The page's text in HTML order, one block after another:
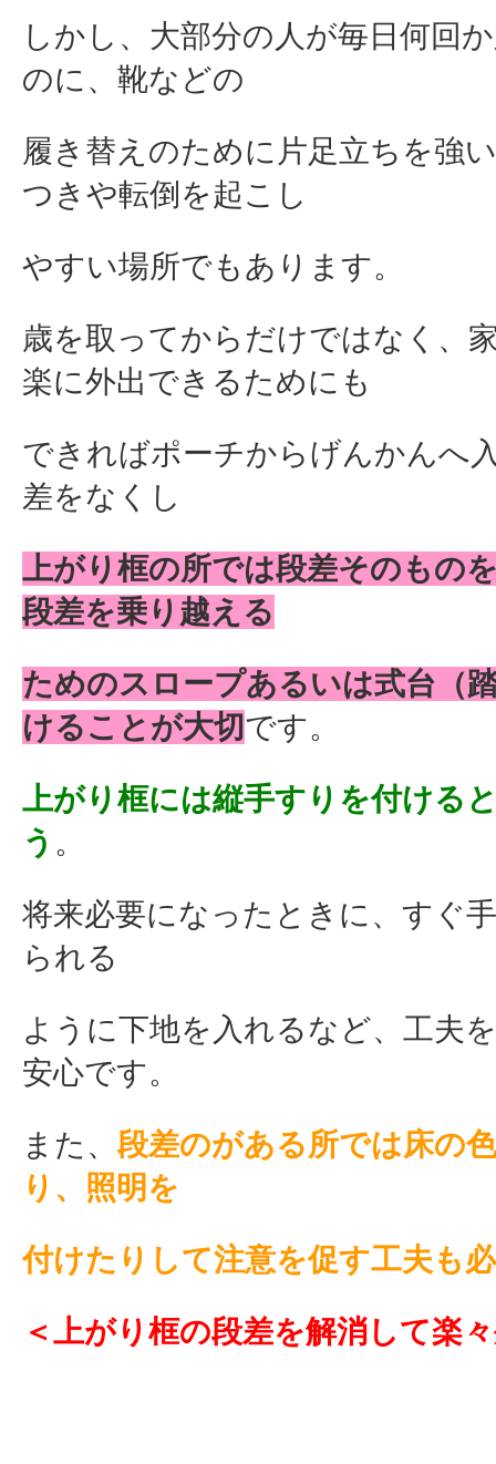
しかし、大部分の人が毎日何回
のに、靴などの
履き替えのために片足立ちを強
つきや転倒を起こし
やすい場所でもあります。
歳を取ってからだけではなく、
楽に外出できるためにも
できればポーチからげんかんへ
差をなくし
上がり框の所では段差そのもの
段差を乗り越える
ためのスロープあるいは式台（
けることが大切です。
上がり框には縦手すりを付ける
う 。
将来必要になったときに、すぐ
られる
ように下地を入れるなど、工夫
安心です。
また、 段差のがある所では床の
り、照明を
付けたりして注意を促す工夫も必
＜上がり框の段差を解消して楽